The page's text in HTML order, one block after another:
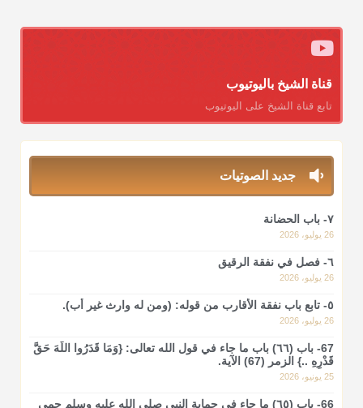
قناة الشيخ باليوتيوب
تابع قناة الشيخ على اليوتيوب
جديد الصوتيات
٧- باب الحضانة
26 يوليو، 2026
٦- فصل في نفقة الرقيق
26 يوليو، 2026
٥- تابع باب نفقة الأقارب من قوله: (ومن له وارث غير أب).
26 يوليو، 2026
67- باب (٦٦) باب ما جاء في قول الله تعالى: {وَمَا قَدَرُوا اللَّهَ حَقَّ
قَدْرِهِ ..} الزمر (67) الآية.
25 يونيو، 2026
66- باب (٦٥) ما جاء في حماية النبي صلى الله عليه وسلم حمى